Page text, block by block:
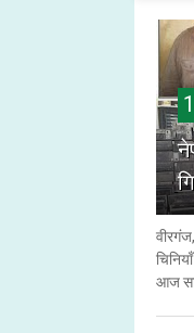
1
आज